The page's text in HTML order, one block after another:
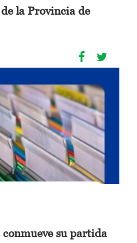
la Provincia de
su partida